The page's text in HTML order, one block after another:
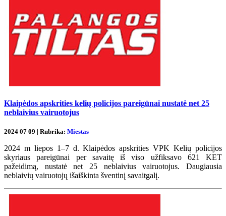
Klaipėdos apskrities kelių policijos pareigūnai nustatė net 25
neblaivius vairuotojus
2024 07 09 | Rubrika: Miestas
2024 m liepos 1–7 d. Klaipėdos apskrities VPK Kelių policijos
skyriaus pareigūnai per savaitę iš viso užfiksavo 621 KET
pažeidimą, nustatė net 25 neblaivius vairuotojus. Daugiausia
neblaivių vairuotojų išaiškinta šventinį savaitgalį.